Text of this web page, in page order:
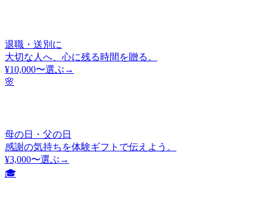
退職・送別に
大切な人へ、心に残る時間を贈る。
¥10,000〜選ぶ→
🌸
母の日・父の日
感謝の気持ちを体験ギフトで伝えよう。
¥3,000〜選ぶ→
🎓